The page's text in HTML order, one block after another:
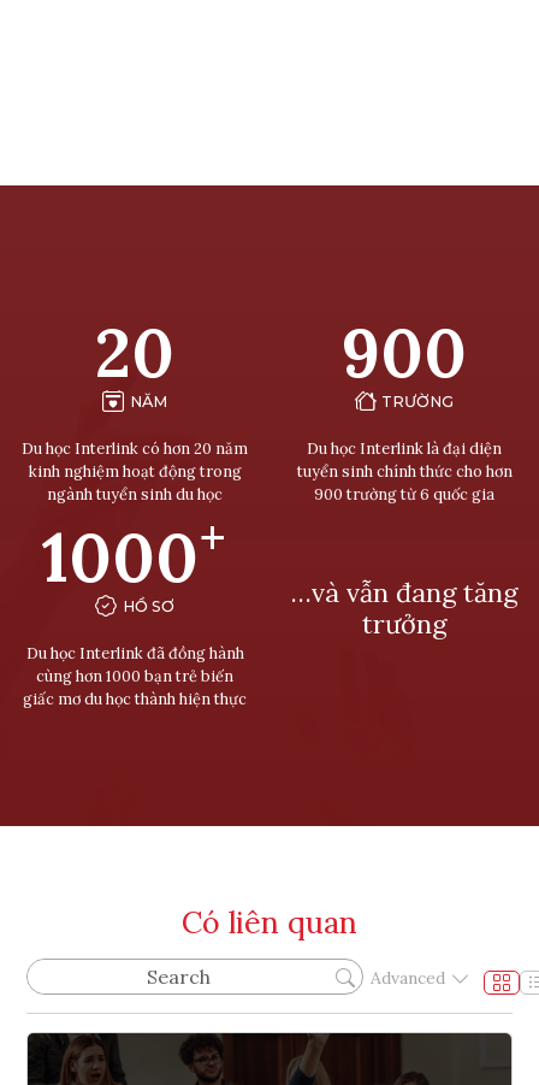
20
NĂM
Du học Interlink có hơn 20 năm
kinh nghiệm hoạt động trong
ngành tuyển sinh du học
900
TRƯỜNG
Du học Interlink là đại diện
tuyển sinh chính thức cho hơn
900 trường từ 6 quốc gia
1000+
HỒ SƠ
Du học Interlink đã đồng hành
cùng hơn 1000 bạn trẻ biến
giấc mơ du học thành hiện thực
…và vẫn đang tăng
trưởng
Có liên quan
Advanced